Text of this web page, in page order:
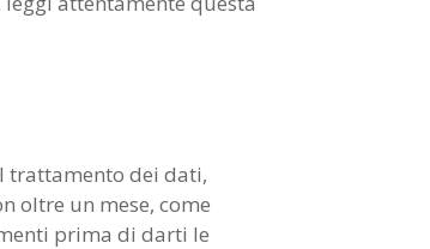
trattamento dei dati,
oltre un mese, come
prima di darti le